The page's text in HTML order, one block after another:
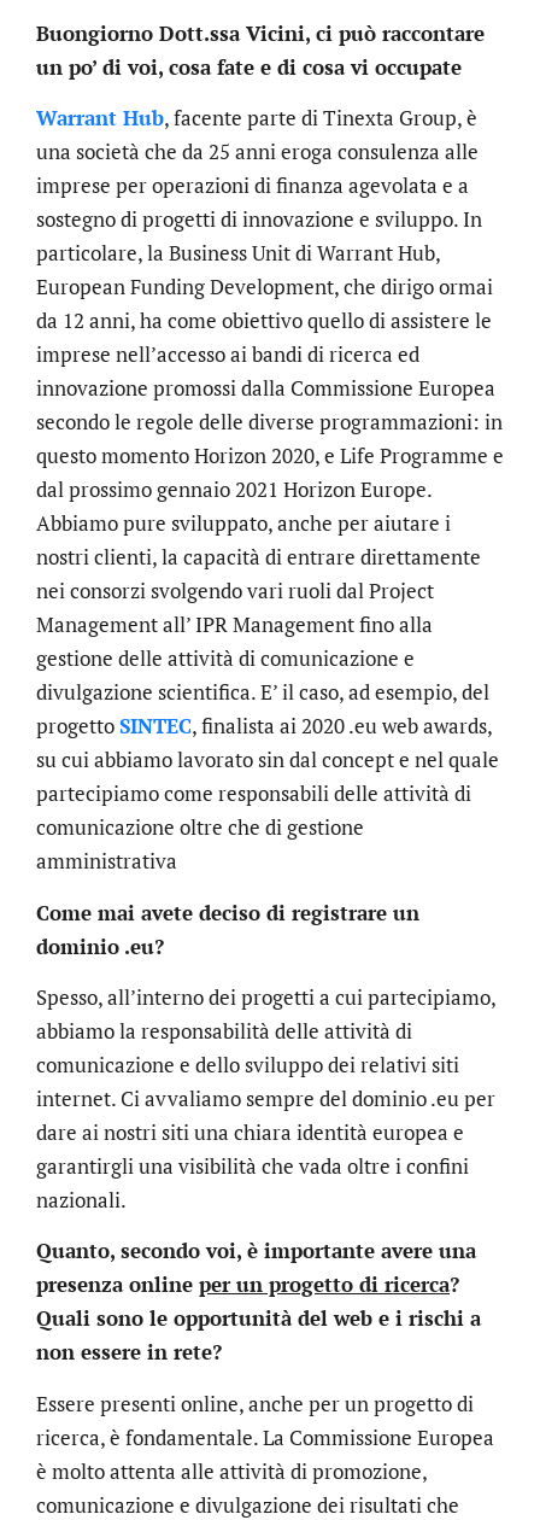
Buongiorno Dott.ssa Vicini, ci può raccontare
un po’ di voi, cosa fate e di cosa vi occupate
Warrant Hub, facente parte di Tinexta Group, è
una società che da 25 anni eroga consulenza alle
imprese per operazioni di finanza agevolata e a
sostegno di progetti di innovazione e sviluppo. In
particolare, la Business Unit di Warrant Hub,
European Funding Development, che dirigo ormai
da 12 anni, ha come obiettivo quello di assistere le
imprese nell’accesso ai bandi di ricerca ed
innovazione promossi dalla Commissione Europea
secondo le regole delle diverse programmazioni: in
questo momento Horizon 2020, e Life Programme e
dal prossimo gennaio 2021 Horizon Europe.
Abbiamo pure sviluppato, anche per aiutare i
nostri clienti, la capacità di entrare direttamente
nei consorzi svolgendo vari ruoli dal Project
Management all’ IPR Management fino alla
gestione delle attività di comunicazione e
divulgazione scientifica. E’ il caso, ad esempio, del
progettoSINTEC, finalista ai 2020 .eu web awards,
su cui abbiamo lavorato sin dal concept e nel quale
partecipiamo come responsabili delle attività di
comunicazione oltre che di gestione
amministrativa
Come mai avete deciso di registrare un
dominio .eu?
Spesso, all’interno dei progetti a cui partecipiamo,
abbiamo la responsabilità delle attività di
comunicazione e dello sviluppo dei relativi siti
internet. Ci avvaliamo sempre del dominio .eu per
dare ai nostri siti una chiara identità europea e
garantirgli una visibilità che vada oltre i confini
nazionali.
Quanto, secondo voi, è importante avere una
presenza online per un progetto di ricerca?
Quali sono le opportunità del web e i rischi a
non essere in rete?
Essere presenti online, anche per un progetto di
ricerca, è fondamentale. La Commissione Europea
è molto attenta alle attività di promozione,
comunicazione e divulgazione dei risultati che